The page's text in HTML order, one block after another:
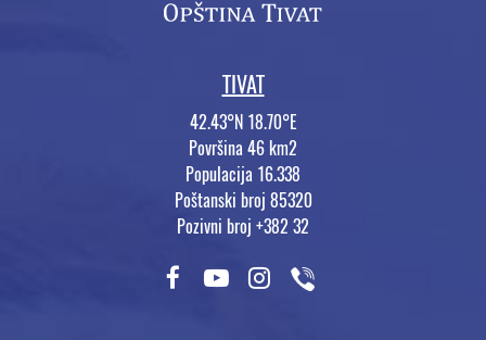
TIVAT
42.43°N 18.70°E
Površina 46 km2
Populacija 16.338
Poštanski broj 85320
Pozivni broj +382 32